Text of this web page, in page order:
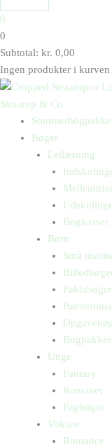
0
0
Subtotal: kr. 0,00
Ingen produkter i kurven
Straarup & Co
Bøger
Letlæsning
Bogkasser
Børn
Små
Faktabøger
Unge
Fantasy
Romaner
Fagbøger
Voksne
Romance